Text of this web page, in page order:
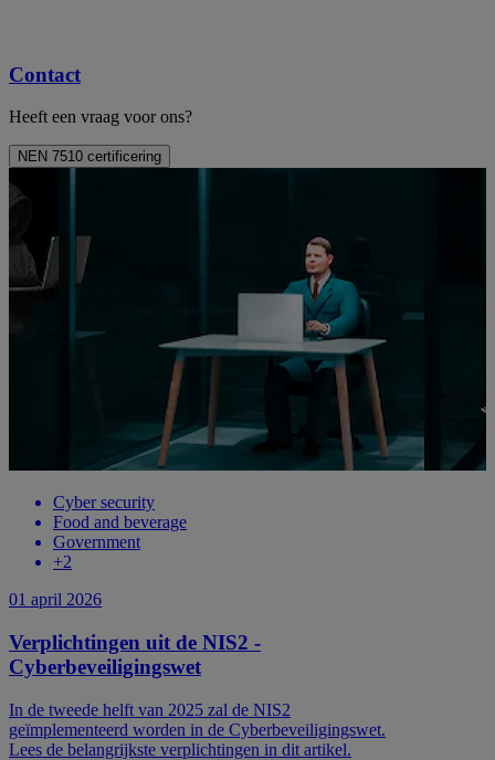
Contact
Heeft een vraag voor ons?
NEN 7510 certificering
Cyber security
Food and beverage
Government
+2
01 april 2026
Verplichtingen uit de NIS2 -
Cyberbeveiligingswet
In de tweede helft van 2025 zal de NIS2
geïmplementeerd worden in de Cyberbeveiligingswet.
Lees de belangrijkste verplichtingen in dit artikel.